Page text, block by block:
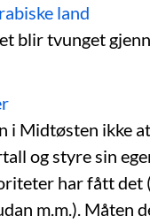
land
blir tvunget
i Midtøsten ikke
og styre sin
har fått det
m.m.). Måten